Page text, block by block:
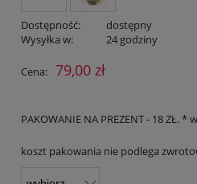
Dostępność:
dostępny
Wysyłka w:
24 godziny
Cena: 79,00 zł
PAKOWANIE NA PREZENT - 18 ZŁ.
koszt pakowania nie podlega